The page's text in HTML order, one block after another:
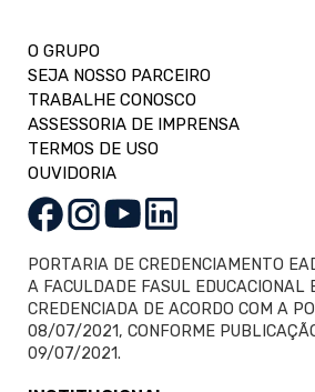
O GRUPO
SEJA NOSSO PARCEIRO
TRABALHE CONOSCO
ASSESSORIA DE IMPRENSA
TERMOS DE USO
OUVIDORIA
PORTARIA DE CREDENCIAMENTO
A FACULDADE FASUL EDUCACIONAL
CREDENCIADA DE ACORDO COM A
08/07/2021, CONFORME
09/07/2021.